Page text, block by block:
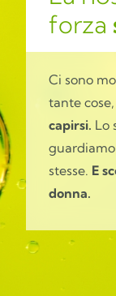
forza
Ci sono
tante
capirsi. Lo
stesse. E
donna.